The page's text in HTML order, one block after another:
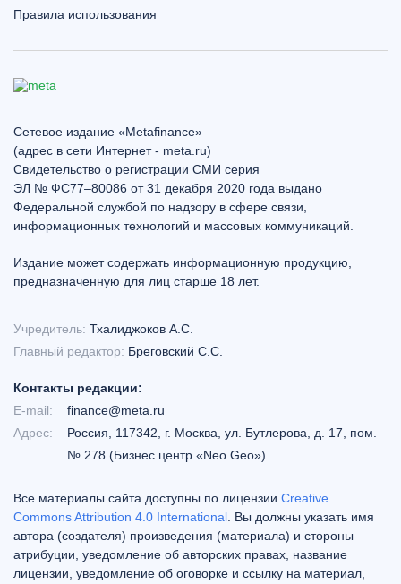
Правила использования
Сетевое издание «Metafinance»
(адрес в сети Интернет - meta.ru)
Свидетельство о регистрации СМИ серия
ЭЛ № ФС77–80086 от 31 декабря 2020 года выдано
Федеральной службой по надзору в сфере связи,
информационных технологий и массовых коммуникаций.
Издание может содержать информационную продукцию,
предназначенную для лиц старше 18 лет.
Учредитель: Тхалиджоков А.С.
Главный редактор: Бреговский С.С.
Контакты редакции:
E-mail:
finance@meta.ru
Адрес:
Россия, 117342, г. Москва, ул. Бутлерова, д. 17, пом.
№ 278 (Бизнес центр «Neo Geo»)
Все материалы сайта доступны по лицензии Creative
Commons Attribution 4.0 International . Вы должны указать имя
автора (создателя) произведения (материала) и стороны
атрибуции, уведомление об авторских правах, название
лицензии, уведомление об оговорке и ссылку на материал,